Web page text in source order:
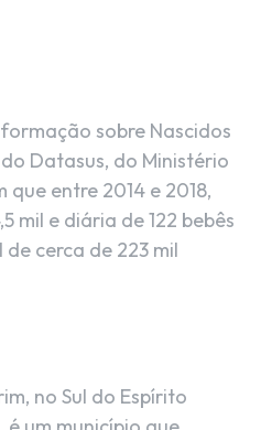
sobre Nascidos
Datasus, do Ministério
que entre 2014 e 2018,
mil e diária de 122 bebês
cerca de 223 mil
no Sul do Espírito